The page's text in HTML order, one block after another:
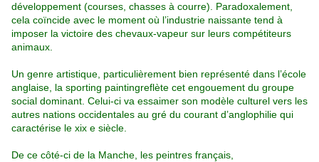
développement (courses, chasses à courre). Paradoxalement,
cela coïncide avec le moment où l’industrie naissante tend à
imposer la victoire des chevaux-vapeur sur leurs compétiteurs
animaux.
Un genre artistique, particulièrement bien représenté dans l’école
anglaise, la sporting paintingreflète cet engouement du groupe
social dominant. Celui-ci va essaimer son modèle culturel vers les
autres nations occidentales au gré du courant d’anglophilie qui
caractérise le xix e siècle.
De ce côté-ci de la Manche, les peintres français,